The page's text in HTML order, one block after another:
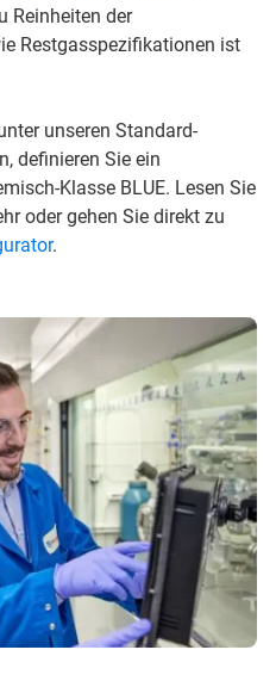
Reinheiten der
Restgasspezifikationen ist
unseren Standard-
definieren Sie ein
Klasse BLUE. Lesen Sie
oder gehen Sie direkt zu
.